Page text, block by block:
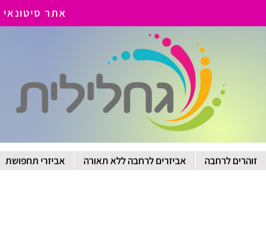
אתר סיטונאי -
זוהרים לרחבה אביזרים לרחבה ללא תאורה אביזרי תחפושת